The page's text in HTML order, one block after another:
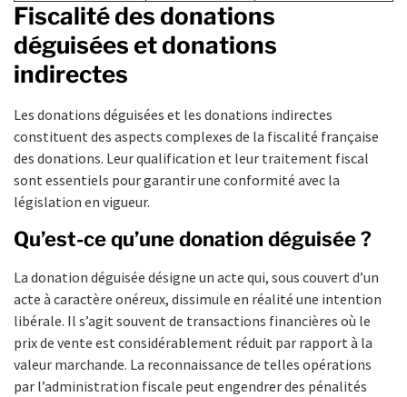
Fiscalité des donations
déguisées et donations
indirectes
Les donations déguisées et les donations indirectes
constituent des aspects complexes de la fiscalité française
des donations. Leur qualification et leur traitement fiscal
sont essentiels pour garantir une conformité avec la
législation en vigueur.
Qu’est-ce qu’une donation déguisée ?
La donation déguisée désigne un acte qui, sous couvert d’un
acte à caractère onéreux, dissimule en réalité une intention
libérale. Il s’agit souvent de transactions financières où le
prix de vente est considérablement réduit par rapport à la
valeur marchande. La reconnaissance de telles opérations
par l’administration fiscale peut engendrer des pénalités